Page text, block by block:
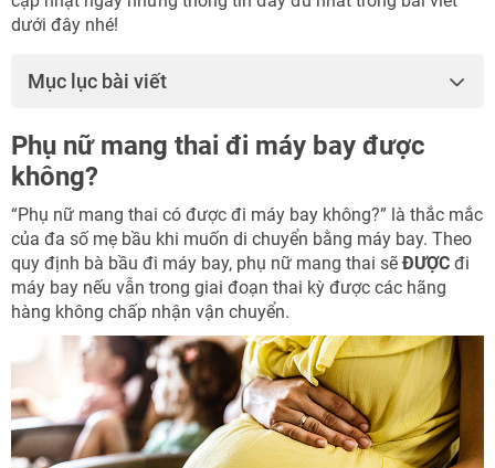
dưới đây nhé!
Mục lục bài viết
Phụ nữ mang thai đi máy bay được
không?
“Phụ nữ mang thai có được đi máy bay không?” là thắc mắc
của đa số mẹ bầu khi muốn di chuyển bằng máy bay. Theo
quy định bà bầu đi máy bay, phụ nữ mang thai sẽĐƯỢC đi
máy bay nếu vẫn trong giai đoạn thai kỳ được các hãng
hàng không chấp nhận vận chuyển.